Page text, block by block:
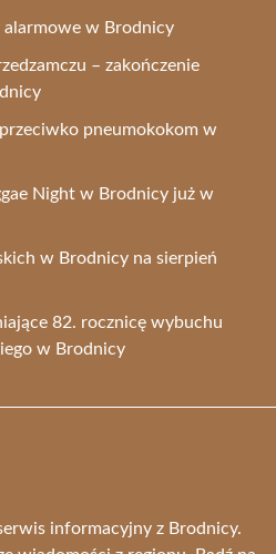
alarmowe w Brodnicy
– zakończenie
przeciwko pneumokokom w
Night w Brodnicy już w
w Brodnicy na sierpień
82. rocznicę wybuchu
w Brodnicy
informacyjny z Brodnicy.